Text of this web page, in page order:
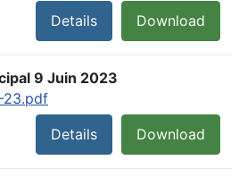
Download
Details
9 Juin 2023
23.pdf
Download
Details